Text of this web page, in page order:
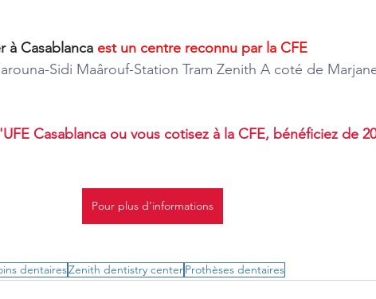
à Casablanca est un centre reconnu par la CFE
Sidi Maârouf-Station Tram Zenith A coté de
Casablanca ou vous cotisez à la CFE, bénéficiez de
Pour plus d'informations
dentairesZenith dentistry centerProthèses dentaires